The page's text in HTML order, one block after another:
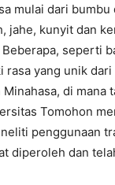
mulai dari bumbu
jahe, kunyit dan
seperti
rasa yang unik dari
di mana
Tomohon
penggunaan
diperoleh dan